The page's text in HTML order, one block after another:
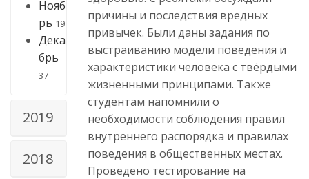
Нояб
рь 19
Дека
брь
37
2019
2018
причины и последствия вредных
привычек. Были даны задания по
выстраиванию модели поведения и
характеристики человека с твёрдыми
жизненными принципами. Также
студентам напомнили о
необходимости соблюдения правил
внутреннего распорядка и правилах
поведения в общественных местах.
Проведено тестирование на